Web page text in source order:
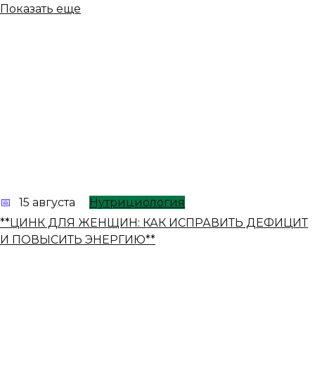
Показать еще
15 августа
Нутрициология
**ЦИНК ДЛЯ ЖЕНЩИН: КАК ИСПРАВИТЬ ДЕФИЦИТ
И ПОВЫСИТЬ ЭНЕРГИЮ**